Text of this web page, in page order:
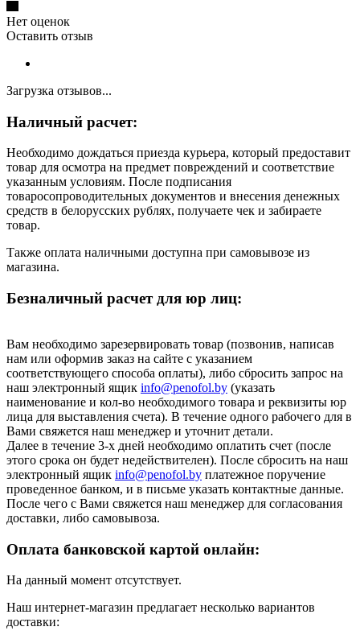
Нет оценок
Оставить отзыв
Загрузка отзывов...
Наличный расчет:
Необходимо дождаться приезда курьера, который предоставит
товар для осмотра на предмет повреждений и соответствие
указанным условиям. После подписания
товаросопроводительных документов и внесения денежных
средств в белорусских рублях, получаете чек и забираете
товар.
Также оплата наличными доступна при самовывозе из
магазина.
Безналичный расчет для юр лиц:
Вам необходимо зарезервировать товар (позвонив, написав
нам или оформив заказ на сайте с указанием
соответствующего способа оплаты), либо сбросить запрос на
наш электронный ящик info@penofol.by (указать
наименование и кол-во необходимого товара и реквизиты юр
лица для выставления счета). В течение одного рабочего для в
Вами свяжется наш менеджер и уточнит детали.
Далее в течение 3-х дней необходимо оплатить счет (после
этого срока он будет недействителен). После сбросить на наш
электронный ящик info@penofol.by платежное поручение
проведенное банком, и в письме указать контактные данные.
После чего с Вами свяжется наш менеджер для согласования
доставки, либо самовывоза.
Оплата банковской картой онлайн:
На данный момент отсутствует.
Наш интернет-магазин предлагает несколько вариантов
доставки: